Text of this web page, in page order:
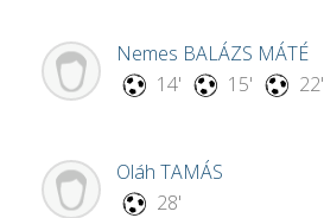
Nemes BALÁZS MÁTÉ
14'
15' 22'
Oláh TAMÁS
28'